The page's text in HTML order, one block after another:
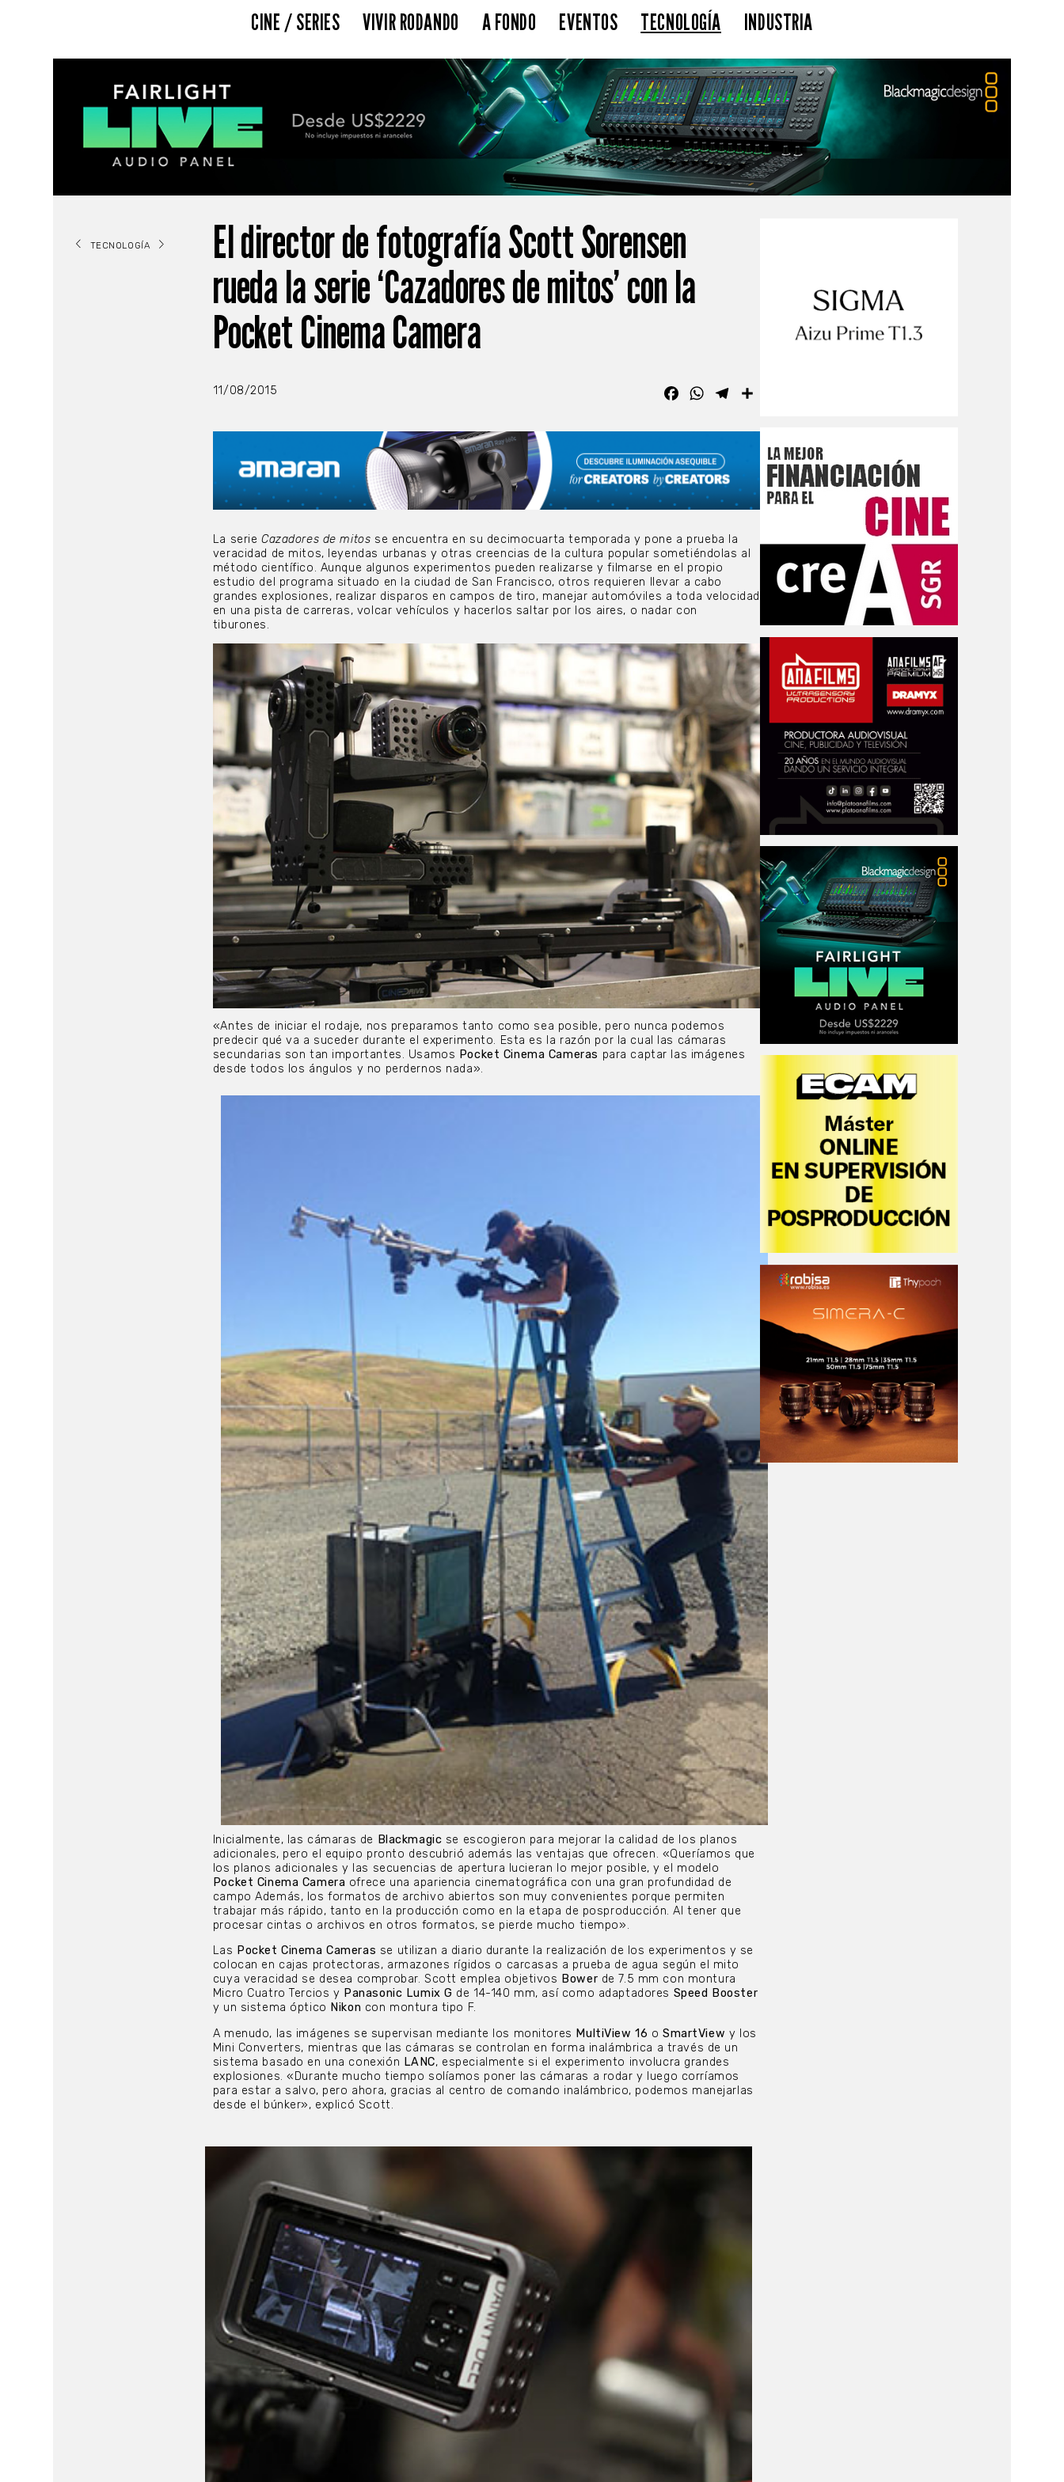
CINE / SERIES VIVIR RODANDO A FONDO EVENTOS TECNOLOGÍA INDUSTRIA
TECNOLOGÍA
El director de fotografía Scott Sorensen
rueda la serie ‘Cazadores de mitos’ con la
Pocket Cinema Camera
11/08/2015 FacebookWhatsAppTelegram
La serie Cazadores de mitos se encuentra en su decimocuarta temporada y pone a prueba la
veracidad de mitos, leyendas urbanas y otras creencias de la cultura popular sometiéndolas al
método científico. Aunque algunos experimentos pueden realizarse y filmarse en el propio
estudio del programa situado en la ciudad de San Francisco, otros requieren llevar a cabo
grandes explosiones, realizar disparos en campos de tiro, manejar automóviles a toda velocidad
en una pista de carreras, volcar vehículos y hacerlos saltar por los aires, o nadar con
tiburones.
«Antes de iniciar el rodaje, nos preparamos tanto como sea posible, pero nunca podemos
predecir qué va a suceder durante el experimento. Esta es la razón por la cual las cámaras
secundarias son tan importantes. Usamos Pocket Cinema Cameras para captar las imágenes
desde todos los ángulos y no perdernos nada».
Inicialmente, las cámaras de Blackmagic se escogieron para mejorar la calidad de los planos
adicionales, pero el equipo pronto descubrió además las ventajas que ofrecen. «Queríamos que
los planos adicionales y las secuencias de apertura lucieran lo mejor posible, y el modelo
Pocket Cinema Camera ofrece una apariencia cinematográfica con una gran profundidad de
campo Además, los formatos de archivo abiertos son muy convenientes porque permiten
trabajar más rápido, tanto en la producción como en la etapa de posproducción. Al tener que
procesar cintas o archivos en otros formatos, se pierde mucho tiempo».
Las Pocket Cinema Cameras se utilizan a diario durante la realización de los experimentos y se
colocan en cajas protectoras, armazones rígidos o carcasas a prueba de agua según el mito
cuya veracidad se desea comprobar. Scott emplea objetivos Bower de 7.5 mm con montura
Micro Cuatro Tercios y Panasonic Lumix G de 14-140 mm, así como adaptadores Speed Booster
y un sistema óptico Nikon con montura tipo F.
A menudo, las imágenes se supervisan mediante los monitores MultiView 16 oSmartView y los
Mini Converters, mientras que las cámaras se controlan en forma inalámbrica a través de un
sistema basado en una conexión LANC, especialmente si el experimento involucra grandes
explosiones. «Durante mucho tiempo solíamos poner las cámaras a rodar y luego corríamos
para estar a salvo, pero ahora, gracias al centro de comando inalámbrico, podemos manejarlas
desde el búnker», explicó Scott.